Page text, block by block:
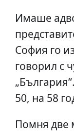
Имаше
София го
говорил с
50, на 58
Помня две